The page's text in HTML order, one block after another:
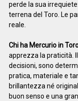
perde la sua
terrena del Toro. Le
reale.
Chi ha Mercurio in
apprezza la praticità.
decisioni, sono
pratica, materiale e
brillantezza né
buon senso e una